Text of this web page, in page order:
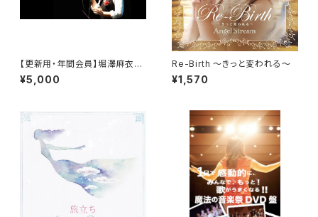
【更新用・年間会員】堀澤麻衣子
ファンクラブ 「MAIKO museu
m」
¥5,000
Re-Birth 〜きっと変われる〜
¥1,570